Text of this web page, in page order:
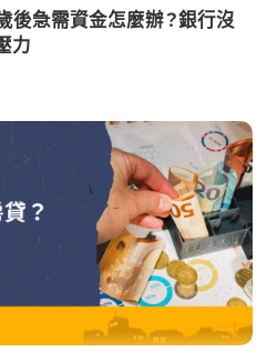
後急需資金怎麼辦？銀行沒
力